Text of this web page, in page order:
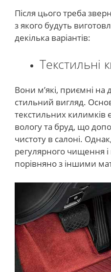
Після цього треба
з якого будуть
декілька варіантів:
Текстильні
Вони м’які, приємні на
стильний вигляд.
текстильних килимків
вологу та бруд, що
чистоту в салоні.
регулярного чищення і
порівняно з іншими